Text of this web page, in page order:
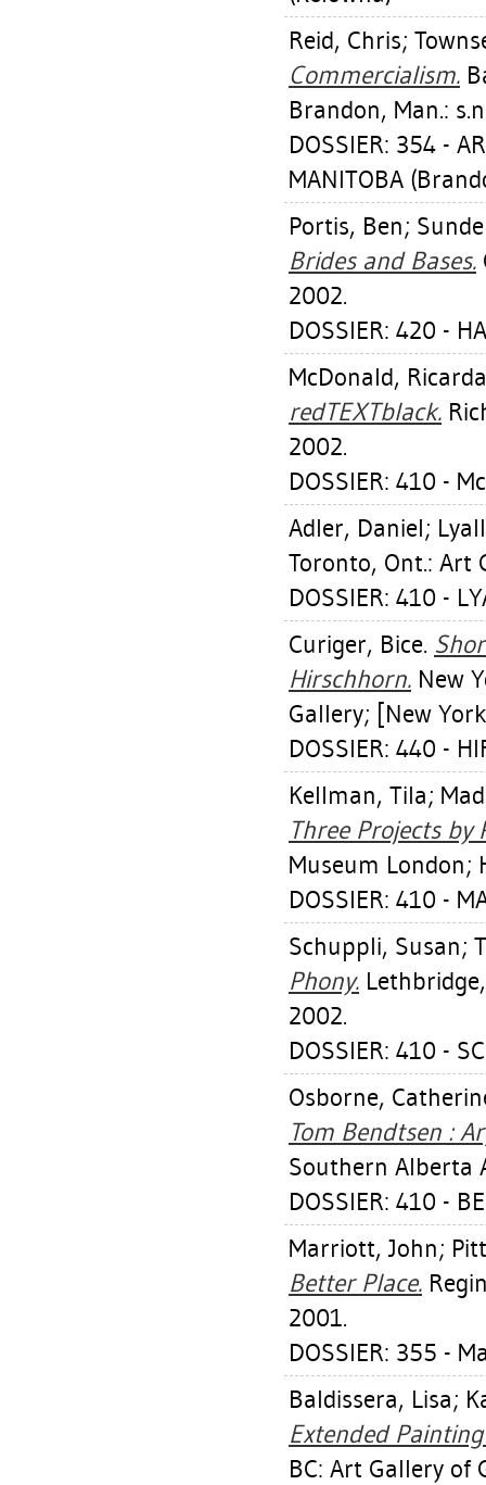
Reid, Chris;
Commercialism.
Brandon, Man.:
DOSSIER: 354 -
MANITOBA
Portis, Ben;
Brides and Bases.
2002.
DOSSIER: 420 -
McDonald, Ricarda
redTEXTblack.
2002.
DOSSIER: 410 -
Adler, Daniel;
Toronto, Ont.: Art
DOSSIER: 410 -
Curiger, Bice.
Hirschhorn. New
Gallery; [New
DOSSIER: 440 -
Kellman, Tila;
Three Projects by
Museum London;
DOSSIER: 410 -
Schuppli, Susan;
Phony.
2002.
DOSSIER: 410 -
Osborne,
Tom Bendtsen :
Southern Alberta
DOSSIER: 410 -
Marriott, John;
Better Place.
2001.
DOSSIER: 355 -
Baldissera, Lisa;
Extended
BC: Art Gallery of